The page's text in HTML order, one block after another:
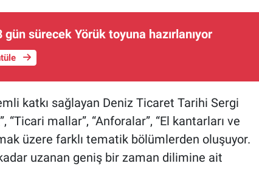
sürecek Yörük toyuna hazırlanıyor
katkı sağlayan Deniz Ticaret Tarihi Sergi
“Ticari mallar”, “Anforalar”, “El kantarları ve
üzere farklı tematik bölümlerden oluşuyor.
uzanan geniş bir zaman dilimine ait